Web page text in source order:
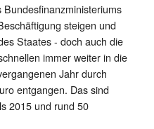
steigen und
Staates - doch auch die
immer weiter in die
Jahr durch
entgangen. Das sind
2015 und rund 50